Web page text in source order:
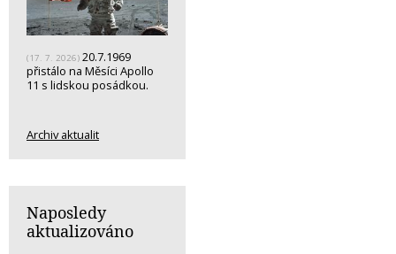
(17. 7. 2026) 20.7.1969
přistálo na Měsíci Apollo
11 s lidskou posádkou.
Archiv aktualit
Naposledy
aktualizováno